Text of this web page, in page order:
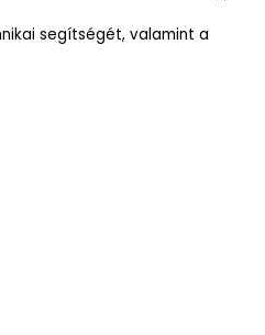
segítségét, valamint a